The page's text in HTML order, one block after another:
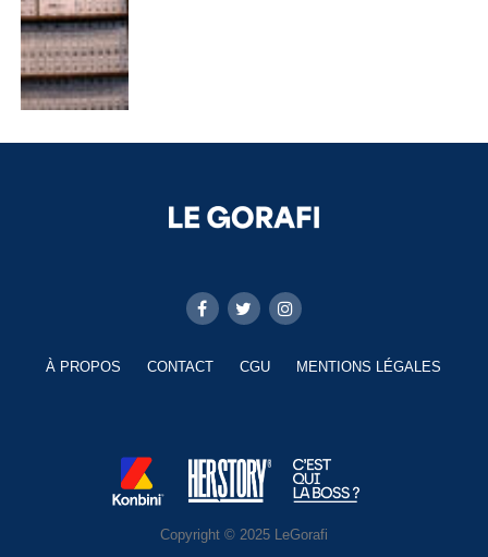
À PROPOS CONTACT CGU MENTIONS LÉGALES
Copyright © 2025 LeGorafi